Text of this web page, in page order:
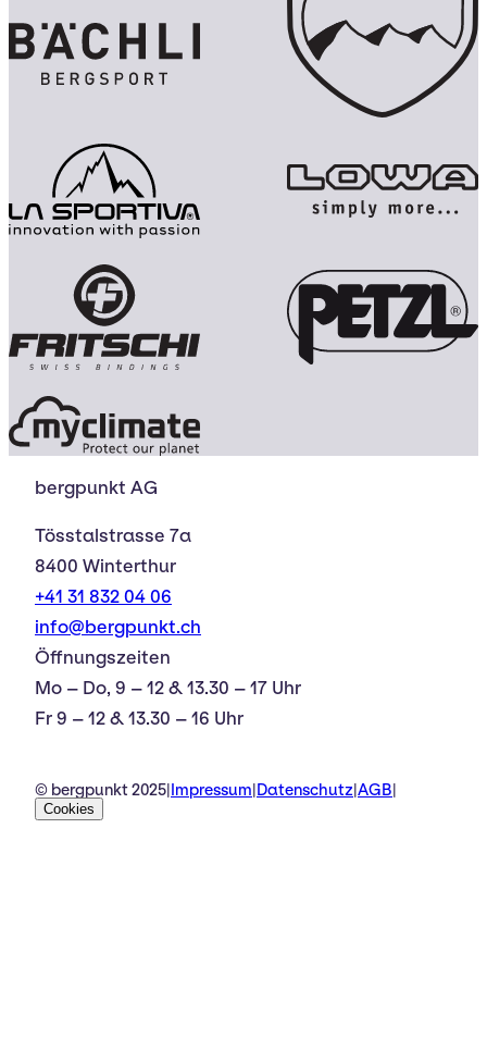
bergpunkt AG
Tösstalstrasse 7a
8400 Winterthur
+41 31 832 04 06
info@bergpunkt.ch
Öffnungszeiten
Mo – Do, 9 – 12 & 13.30 – 17 Uhr
Fr 9 – 12 & 13.30 – 16 Uhr
© bergpunkt 2025 Impressum Datenschutz AGB
Cookies